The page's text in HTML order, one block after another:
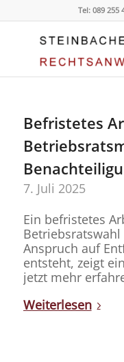
Tel: 089 255
Befristetes
7. Juli 2025
Ein befristetes
Anspruch auf
entsteht, zeigt
jetzt mehr
Weiterlesen